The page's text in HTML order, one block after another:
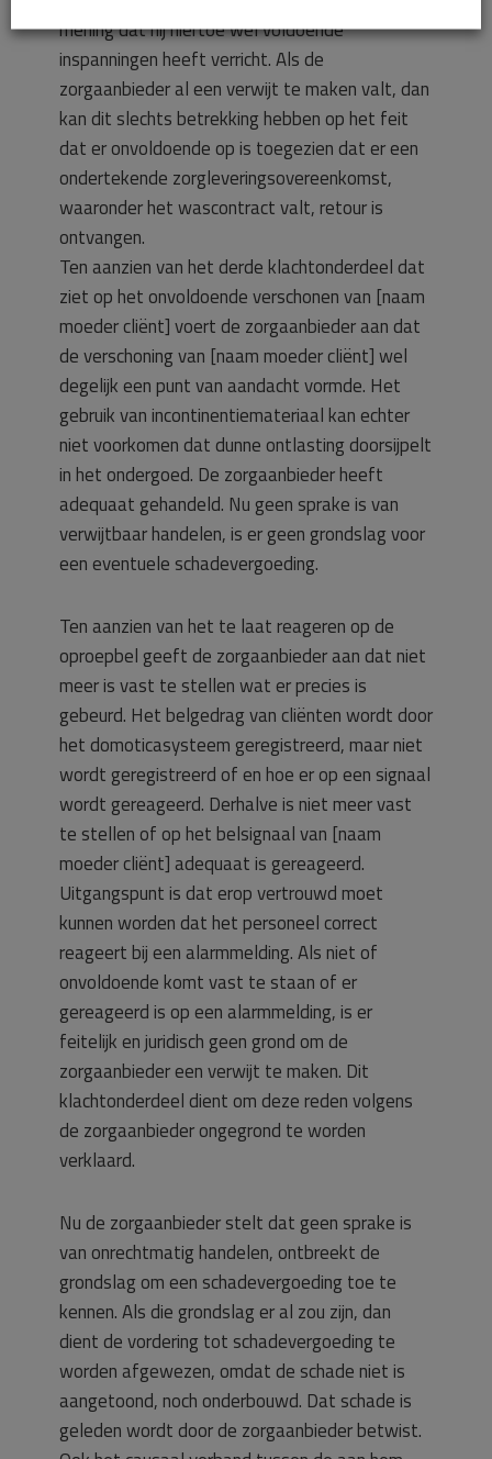
mening dat hij hiertoe wel voldoende
inspanningen heeft verricht. Als de
zorgaanbieder al een verwijt te maken valt, dan
kan dit slechts betrekking hebben op het feit
dat er onvoldoende op is toegezien dat er een
ondertekende zorgleveringsovereenkomst,
waaronder het wascontract valt, retour is
ontvangen.
Ten aanzien van het derde klachtonderdeel dat
ziet op het onvoldoende verschonen van [naam
moeder cliënt] voert de zorgaanbieder aan dat
de verschoning van [naam moeder cliënt] wel
degelijk een punt van aandacht vormde. Het
gebruik van incontinentiemateriaal kan echter
niet voorkomen dat dunne ontlasting doorsijpelt
in het ondergoed. De zorgaanbieder heeft
adequaat gehandeld. Nu geen sprake is van
verwijtbaar handelen, is er geen grondslag voor
een eventuele schadevergoeding.
Ten aanzien van het te laat reageren op de
oproepbel geeft de zorgaanbieder aan dat niet
meer is vast te stellen wat er precies is
gebeurd. Het belgedrag van cliënten wordt door
het domoticasysteem geregistreerd, maar niet
wordt geregistreerd of en hoe er op een signaal
wordt gereageerd. Derhalve is niet meer vast
te stellen of op het belsignaal van [naam
moeder cliënt] adequaat is gereageerd.
Uitgangspunt is dat erop vertrouwd moet
kunnen worden dat het personeel correct
reageert bij een alarmmelding. Als niet of
onvoldoende komt vast te staan of er
gereageerd is op een alarmmelding, is er
feitelijk en juridisch geen grond om de
zorgaanbieder een verwijt te maken. Dit
klachtonderdeel dient om deze reden volgens
de zorgaanbieder ongegrond te worden
verklaard.
Nu de zorgaanbieder stelt dat geen sprake is
van onrechtmatig handelen, ontbreekt de
grondslag om een schadevergoeding toe te
kennen. Als die grondslag er al zou zijn, dan
dient de vordering tot schadevergoeding te
worden afgewezen, omdat de schade niet is
aangetoond, noch onderbouwd. Dat schade is
geleden wordt door de zorgaanbieder betwist.